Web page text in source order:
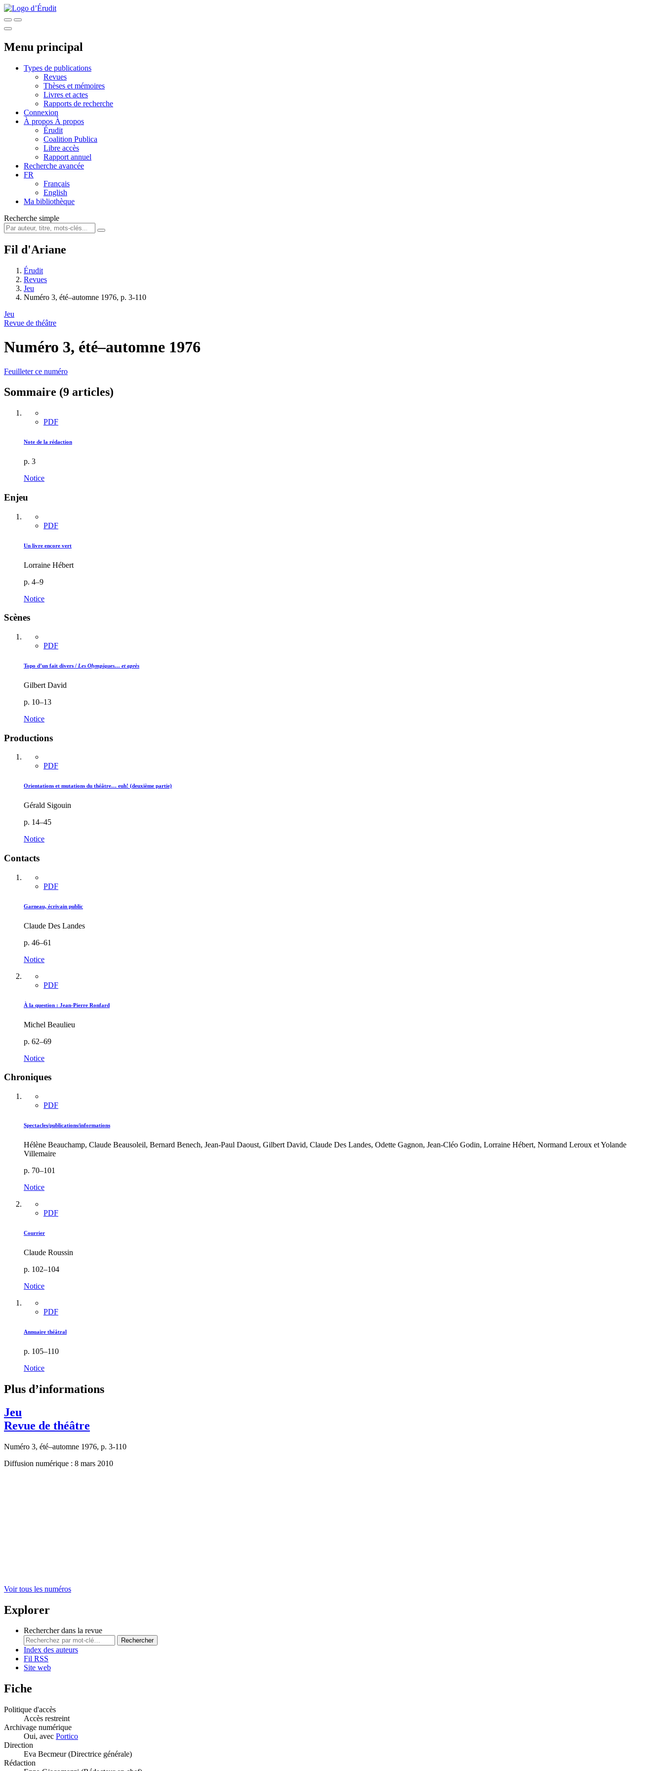
Menu principal
Types de publications
Revues
Thèses et mémoires
Livres et actes
Rapports de recherche
Connexion
À propos À propos
Érudit
Coalition Publica
Libre accès
Rapport annuel
Recherche avancée
FR
Français
English
Ma bibliothèque
Recherche simple
Fil d'Ariane
Érudit
Revues
Jeu
Numéro 3, été–automne 1976, p. 3-110
Jeu
Revue de théâtre
Numéro 3, été–automne 1976
Feuilleter ce numéro
Sommaire (9 articles)
PDF
Note de la rédaction
p. 3
Notice
Enjeu
PDF
Un livre encore vert
Lorraine Hébert
p. 4–9
Notice
Scènes
PDF
Topo d’un fait divers / Les Olympiques… et après
Gilbert David
p. 10–13
Notice
Productions
PDF
Orientations et mutations du théâtre… euh! (deuxième partie)
Gérald Sigouin
p. 14–45
Notice
Contacts
PDF
Garneau, écrivain public
Claude Des Landes
p. 46–61
Notice
PDF
À la question : Jean-Pierre Ronfard
Michel Beaulieu
p. 62–69
Notice
Chroniques
PDF
Spectacles/publications/informations
Hélène Beauchamp, Claude Beausoleil, Bernard Benech, Jean-Paul Daoust, Gilbert David, Claude Des Landes, Odette Gagnon, Jean-Cléo Godin, Lorraine Hébert, Normand Leroux et Yolande
Villemaire
p. 70–101
Notice
PDF
Courrier
Claude Roussin
p. 102–104
Notice
PDF
Annuaire théâtral
p. 105–110
Notice
Plus d’informations
Jeu
Revue de théâtre
Numéro 3, été–automne 1976, p. 3-110
Diffusion numérique : 8 mars 2010
Voir tous les numéros
Explorer
Rechercher dans la revue
Rechercher
Index des auteurs
Fil RSS
Site web
Fiche
Politique d'accès
Accès restreint
Archivage numérique
Oui, avec Portico
Direction
Eva Becmeur (Directrice générale)
Rédaction